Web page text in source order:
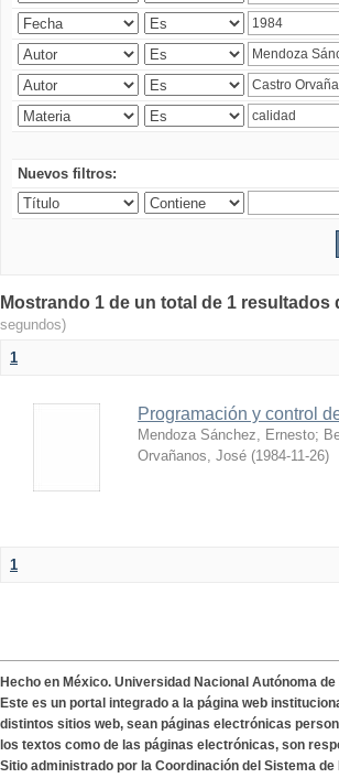
Nuevos filtros:
Mostrando 1 de un total de 1
segundos)
1
Programación y control
Mendoza Sánchez, Ernesto;
Orvañanos, José (1984-11-26)
1
Hecho en México. Universidad Nacional Autónoma
Este es un portal integrado a la página web
distintos sitios web, sean páginas electrónicas
los textos como de las páginas electrónicas, son
Sitio administrado por la Coordinación del Sistema de